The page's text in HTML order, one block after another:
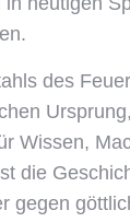
des
Wissen,
die
gegen